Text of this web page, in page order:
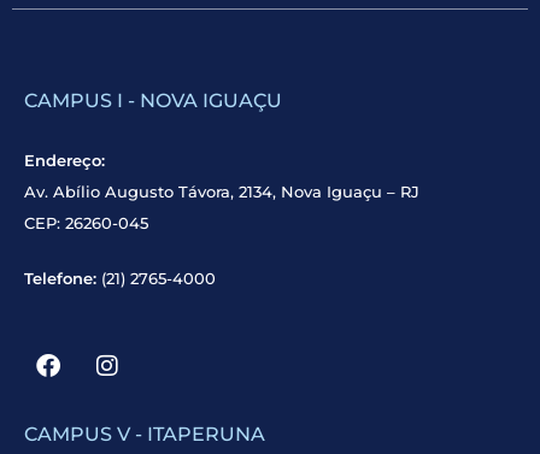
CAMPUS I - NOVA IGUAÇU
Endereço:
Av. Abílio Augusto Távora, 2134, Nova Iguaçu – RJ
CEP: 26260-045
Telefone: (21) 2765-4000
CAMPUS V - ITAPERUNA